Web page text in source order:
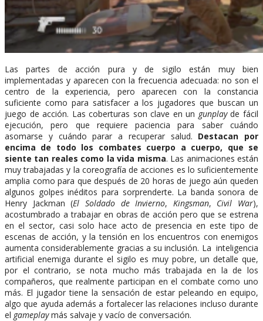
Las partes de acción pura y de sigilo están muy bien
implementadas y aparecen con la frecuencia adecuada: no son el
centro de la experiencia, pero aparecen con la constancia
suficiente como para satisfacer a los jugadores que buscan un
juego de acción. Las coberturas son clave en un gunplayde fácil
ejecución, pero que requiere paciencia para saber cuándo
asomarse y cuándo parar a recuperar salud. Destacan por
encima de todo los combates cuerpo a cuerpo, que se
siente tan reales como la vida misma. Las animaciones están
muy trabajadas y la coreografía de acciones es lo suficientemente
amplia como para que después de 20 horas de juego aún queden
algunos golpes inéditos para sorprenderte. La banda sonora de
Henry Jackman (El Soldado de Invierno, Kingsman, Civil War),
acostumbrado a trabajar en obras de acción pero que se estrena
en el sector, casi solo hace acto de presencia en este tipo de
escenas de acción, y la tensión en los encuentros con enemigos
aumenta considerablemente gracias a su inclusión. La inteligencia
artificial enemiga durante el sigilo es muy pobre, un detalle que,
por el contrario, se nota mucho más trabajada en la de los
compañeros, que realmente participan en el combate como uno
más. El jugador tiene la sensación de estar peleando en equipo,
algo que ayuda además a fortalecer las relaciones incluso durante
el gameplaymás salvaje y vacío de conversación.